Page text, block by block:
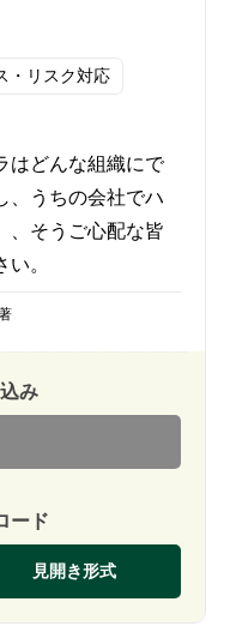
・リスク対応
はどんな組織にで
、うちの会社でハ
そうご心配な皆
。
み
ード
見開き形式